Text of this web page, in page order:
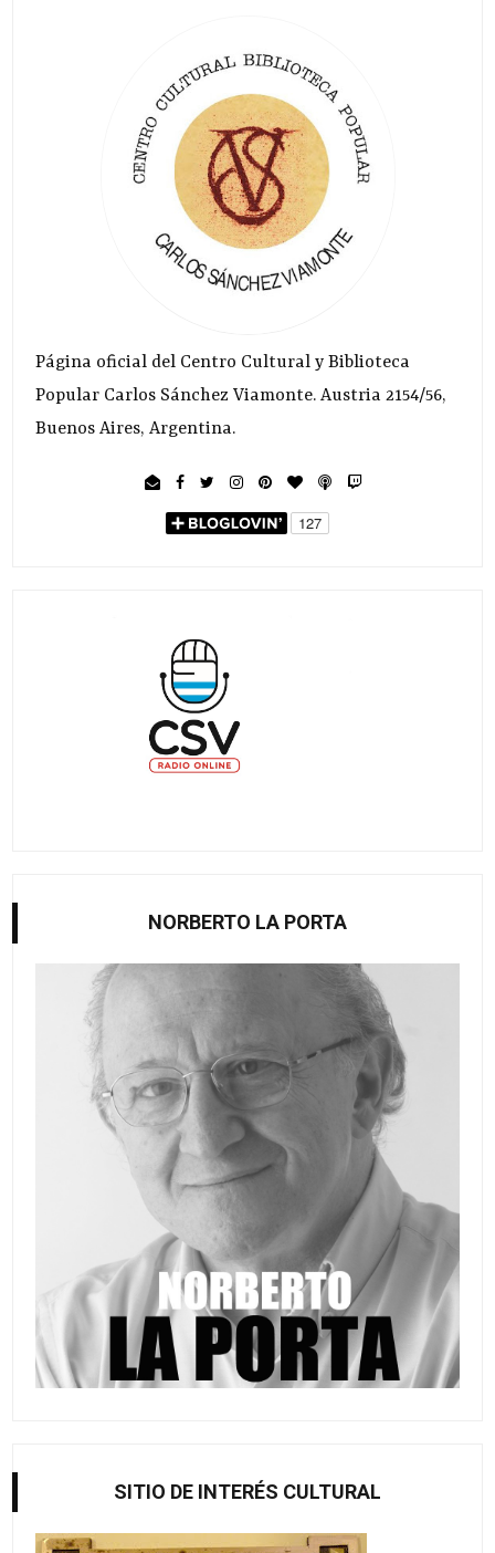
Página oficial del Centro Cultural y Biblioteca
Popular Carlos Sánchez Viamonte. Austria 2154/56,
Buenos Aires, Argentina.
NORBERTO LA PORTA
SITIO DE INTERÉS CULTURAL